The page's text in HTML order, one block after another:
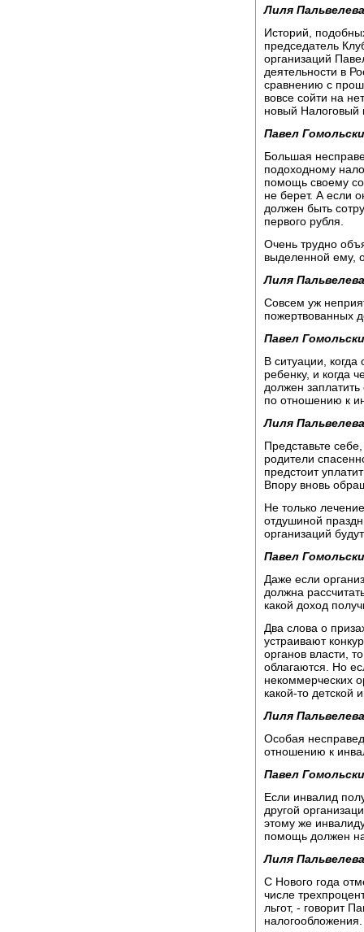
Лиля
Историй,
председатель
организаций
деятельности в
сравнению с
вовсе сойти на
новый Налоговый
Павел
Большая
подоходному
помощь своему
не берет. А если
должен быть
первого рубля.
Очень трудно
выделенной ему,
Лиля
Совсем уж
пожертвованных
Павел
В ситуации,
ребенку, и когда
должен
по отношению к
Лиля
Представьте
родители
предстоит
Впору вновь
Не только
отдушиной
организаций
Павел
Даже если
должна
какой доход
Два слова о
устраивают
органов власти,
облагаются. Но
некоммерческих
какой-то детской
Лиля
Особая
отношению к
Павел
Если инвалид
другой
этому же
помощь должен
Лиля
С Нового года
числе
льгот, - говорит